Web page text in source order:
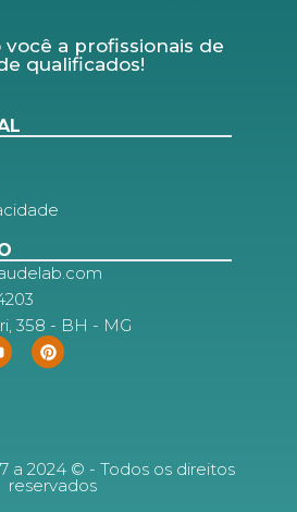
a profissionais de
qualificados!
358 - BH - MG
a 2024 © - Todos os direitos
reservados